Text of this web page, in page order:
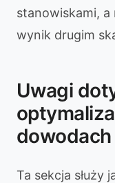
stanowiskami,
wynik drugim
Uwagi
dowodach
Ta sekcja służy